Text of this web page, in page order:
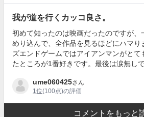
我が道を行くカッコ良さ。
初めて知ったのは映画だったのですが、
めり込んで、全作品を見るほどにハマり
ズエンドゲームではアイアンマンがとて
たところが1番好きです。最後は涙無し
ume060425さん
1位(100点)の評価
コメントをもっと